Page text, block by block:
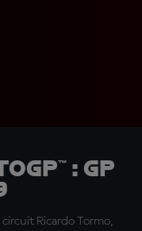
: GP
Ricardo Tormo,